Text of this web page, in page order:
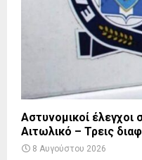
Αστυνομικοί έλεγχοι
Αιτωλικό – Τρεις
8 Αυγούστου 2026